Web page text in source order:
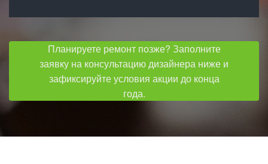
Планируете ремонт позже? Заполните
заявку на консультацию дизайнера ниже и
зафиксируйте условия акции до конца
года.